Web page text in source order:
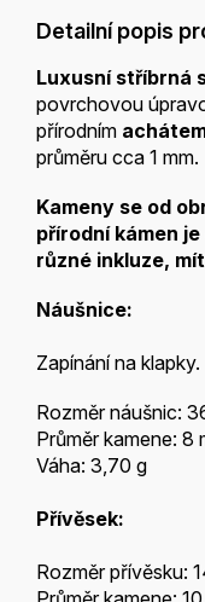
Detailní popis
Luxusní stříbrná
povrchovou
přírodním
průměru cca 1 mm.
Kameny se od
přírodní kámen je
různé inkluze,
Náušnice:
Zapínání na klapky.
Rozměr náušnic:
Průměr kamene: 8
Váha: 3,70 g
Přívěsek:
Rozměr přívěsku: